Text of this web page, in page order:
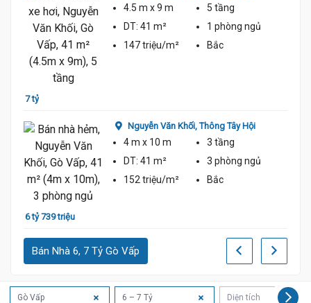
7 tỷ
4.5 m x 9 m
5 tầng
DT: 41 m² 1 phòng ngủ
147 triệu/m²
Bắc
6 tỷ 739 triệu
Nguyễn Văn Khối,Thông Tây Hội
4 m x 10 m
3 tầng
DT: 41 m² 3 phòng ngủ
152 triệu/m²
Bắc
Bán Nhà 6, 7 Tỷ Gò Vấp
Gò Vấp 6 – 7 Tỷ Diện tích